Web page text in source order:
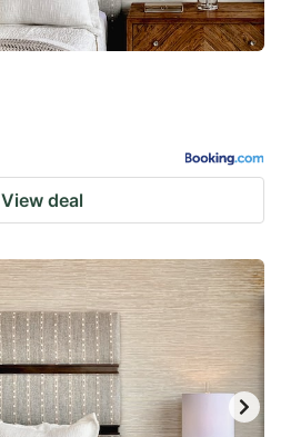
View deal